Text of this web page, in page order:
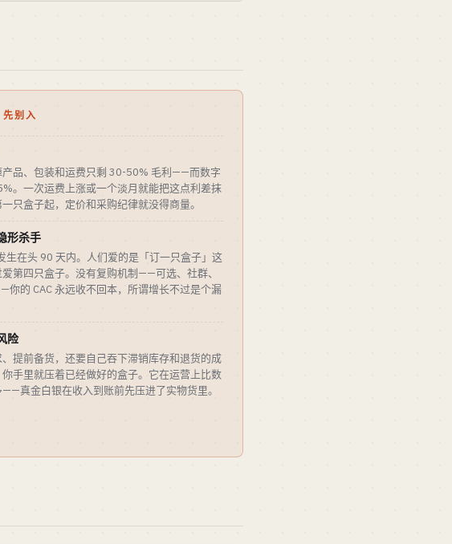
别入
产品、包装和运费只剩 30-50% 毛利——而数字
。一次运费上涨或一个淡月就能把这点利差抹
只盒子起，定价和采购纪律就没得商量。
形杀手
生在头 90 天内。人们爱的是「订一只盒子」这
第四只盒子。没有复购机制——可选、社群、
你的 CAC 永远收不回本，所谓增长不过是个漏
险
提前备货，还要自己吞下滞销库存和退货的成
手里就压着已经做好的盒子。它在运营上比数
真金白银在收入到账前先压进了实物货里。